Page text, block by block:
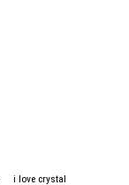
i love crystal